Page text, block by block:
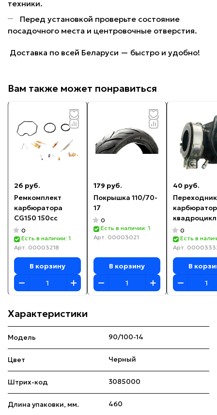
техники.
️ Перед установкой проверьте состояние
посадочного места и центровочные отверстия.
️ Доставка по всей Беларуси — быстро и удобно!
Вам также может понравиться
26 руб.
Ремкомплект
карбюратора
CG150 150cc
0
Есть в наличии: 1
Арт. 00003218
В корзину
179 руб.
Покрышка 110/70-
17
0
Есть в наличии: 1
Арт. 00003021
В корзину
40 руб.
Переходник
150cc
0
Есть в
Арт.
В
Характеристики
Модель 90/100-14
Цвет Черный
Штрих-код 3085000
Длина упаковки, мм. 460